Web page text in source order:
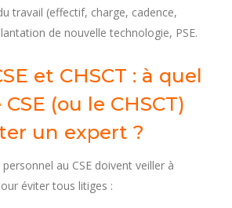
travail (effectif, charge, cadence,
de nouvelle technologie, PSE.
et CHSCT : à quel
(ou le CHSCT)
un expert ?
au CSE doivent veiller à
éviter tous litiges :